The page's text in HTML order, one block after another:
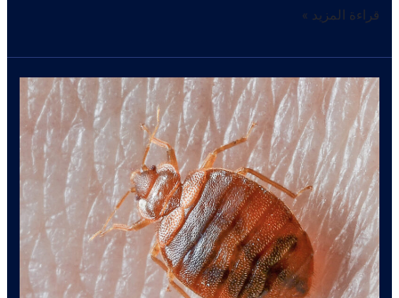
علامات
على
وجود
بق
في
منزلك
و
اباده
البق
قراءة المزيد »